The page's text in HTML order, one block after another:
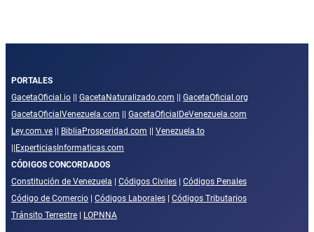
PORTALES
GacetaOficial.io
GacetaNaturalizado.com
GacetaOficial.org
GacetaOficialVenezuela.com
GacetaOficialDeVenezuela.com
Ley.com.ve
BibliaProsperidad.com
Venezuela.to
ExperticiasInformaticas.com
CÓDIGOS CONCORDADOS
Constitución de Venezuela
Códigos Civiles
Códigos Penales
Código de Comercio
Códigos Laborales
Códigos Tributarios
Tránsito Terrestre
LOPNNA